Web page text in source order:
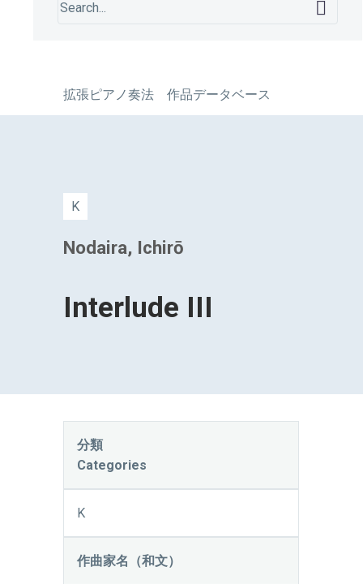
拡張ピアノ奏法 作品データベース
K
Nodaira, Ichirō
Interlude III
分類
Categories
K
作曲家名（和文）